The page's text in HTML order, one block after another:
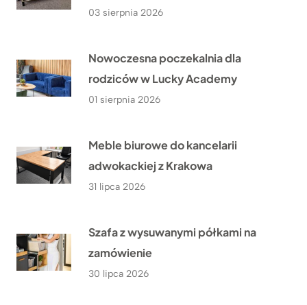
03 sierpnia 2026
Nowoczesna poczekalnia dla
rodziców w Lucky Academy
01 sierpnia 2026
Meble biurowe do kancelarii
adwokackiej z Krakowa
31 lipca 2026
Szafa z wysuwanymi półkami na
zamówienie
30 lipca 2026